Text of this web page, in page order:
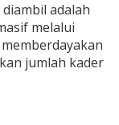
adalah
melalui
jumlah kader